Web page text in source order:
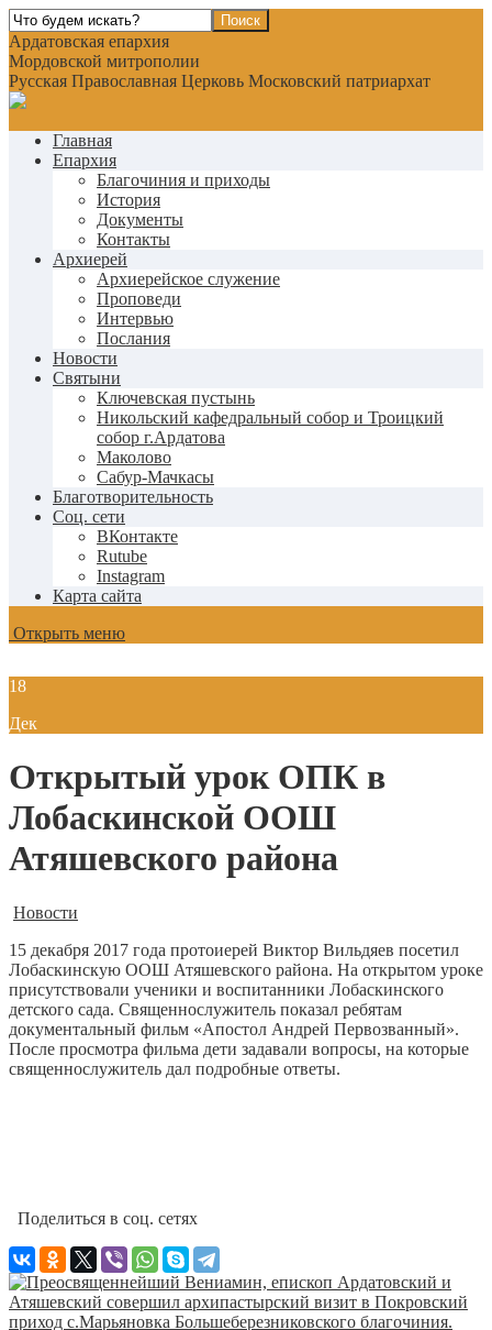
Ардатовская епархия
Мордовской митрополии
Русская Православная Церковь Московский патриархат
Главная
Епархия
Благочиния и приходы
История
Документы
Контакты
Архиерей
Архиерейское служение
Проповеди
Интервью
Послания
Новости
Святыни
Ключевская пустынь
Никольский кафедральный собор и Троицкий
собор г.Ардатова
Маколово
Сабур-Мачкасы
Благотворительность
Соц. сети
ВКонтакте
Rutube
Instagram
Карта сайта
Открыть меню
18
Дек
Открытый урок ОПК в
Лобаскинской ООШ
Атяшевского района
Новости
15 декабря 2017 года протоиерей Виктор Вильдяев посетил
Лобаскинскую ООШ Атяшевского района. На открытом уроке
присутствовали ученики и воспитанники Лобаскинского
детского сада. Священнослужитель показал ребятам
документальный фильм «Апостол Андрей Первозванный».
После просмотра фильма дети задавали вопросы, на которые
священнослужитель дал подробные ответы.
Поделиться в соц. сетях